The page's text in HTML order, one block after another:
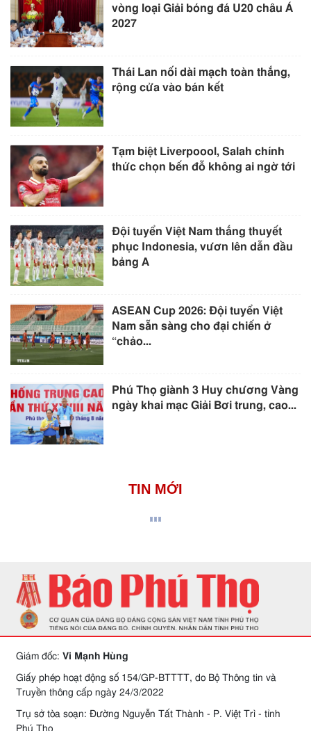
vòng loại Giải bóng đá U20 châu Á
2027
Thái Lan nối dài mạch toàn thắng,
rộng cửa vào bán kết
Tạm biệt Liverpoool, Salah chính
thức chọn bến đỗ không ai ngờ tới
Đội tuyển Việt Nam thắng thuyết
phục Indonesia, vươn lên dẫn đầu
bảng A
ASEAN Cup 2026: Đội tuyển Việt
Nam sẵn sàng cho đại chiến ở
“chảo...
Phú Thọ giành 3 Huy chương Vàng
ngày khai mạc Giải Bơi trung, cao...
TIN MỚI
Giám đốc: Vi Mạnh Hùng
Giấy phép hoạt động số 154/GP-BTTTT, do Bộ Thông tin và
Truyền thông cấp ngày 24/3/2022
Trụ sở tòa soạn: Đường Nguyễn Tất Thành - P. Việt Trì - tỉnh
Phú Thọ